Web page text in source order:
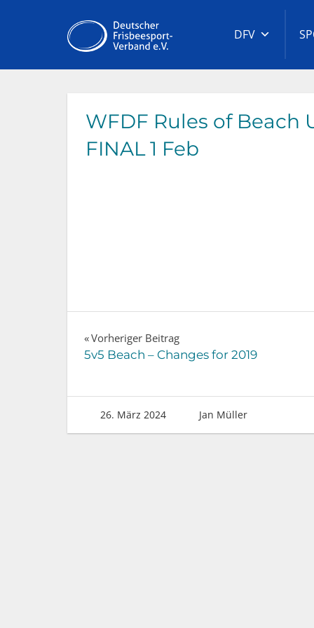
Deutscher
Verband
DFV
WFDF Rules of Beach
FINAL 1 Feb
Beitragsnavigation
Vorheriger Beitrag
5v5 Beach – Changes for 2019
26. März 2024 Jan Müller